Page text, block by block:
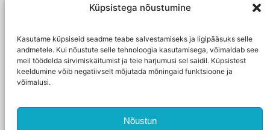
Küpsistega nõustumine
Kasutame küpsiseid seadme teabe salvestamiseks ja ligipääsuks selle
andmetele. Kui nõustute selle tehnoloogia kasutamisega, võimaldab see
meil töödelda sirvimiskäitumist ja teie harjumusi sel saidil. Küpsistest
keeldumine võib negatiivselt mõjutada mõningaid funktsioone ja
võimalusi.
Nõustun
Osta
Telli Eestisse
Telli välismaale